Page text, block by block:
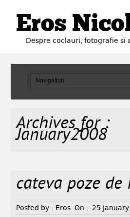
Eros
Despre coclauri, fotografie si
Archives for :
January2008
cateva poze
Posted by : Eros On : 25